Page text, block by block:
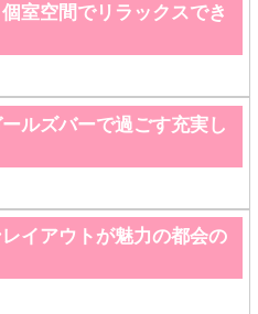
室空間でリラックスでき
ルズバーで過ごす充実し
イアウトが魅力の都会の